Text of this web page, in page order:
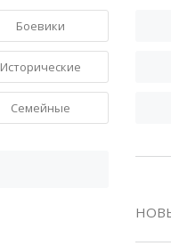
Боевики
Исторические
Семейные